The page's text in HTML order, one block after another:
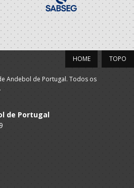
Minis F / SUB-12 F TOPO
HOME
Andebol de Portugal. Todos os
de Portugal